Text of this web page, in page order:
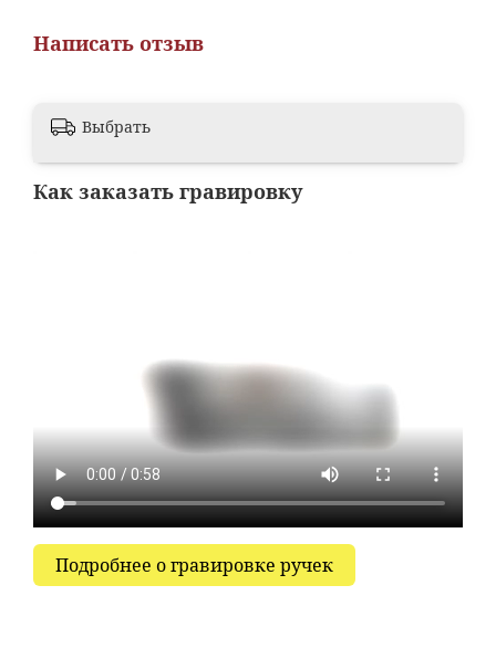
Написать отзыв
Выбрать
Как заказать гравировку
Подробнее о гравировке ручек